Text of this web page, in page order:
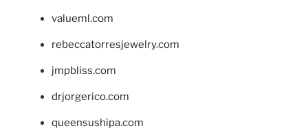
valueml.com
rebeccatorresjewelry.com
jmpbliss.com
drjorgerico.com
queensushipa.com